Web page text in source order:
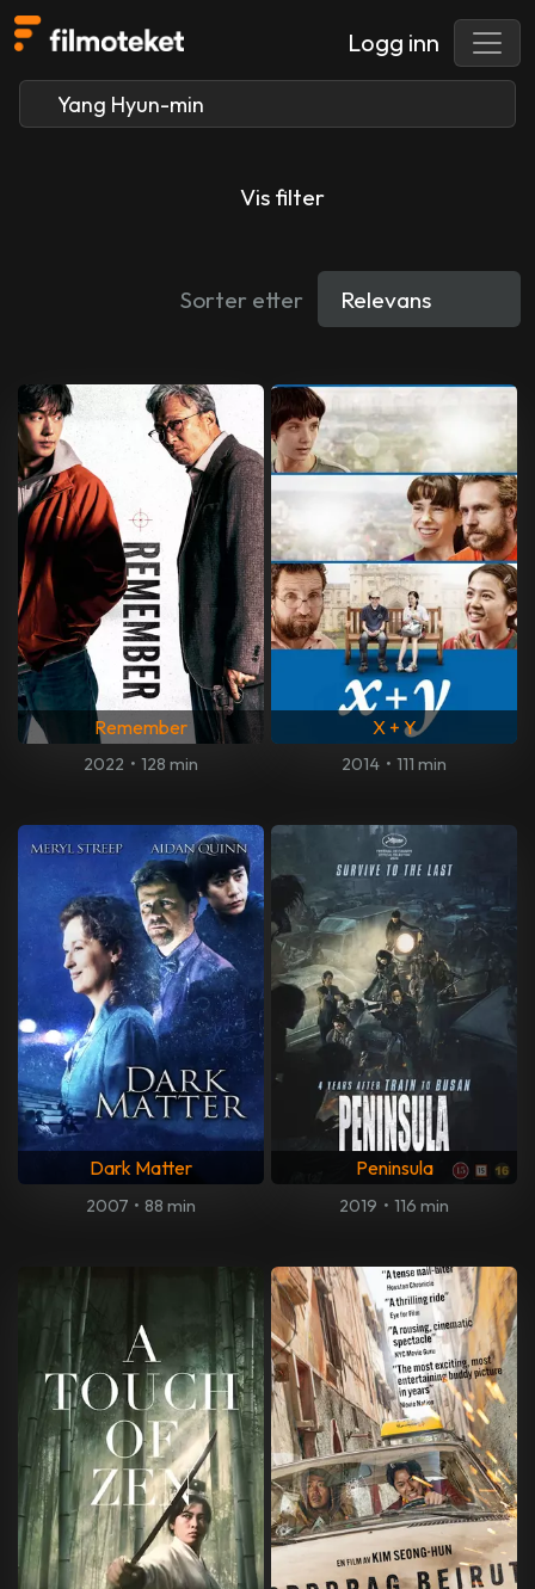
Logg inn
Vis filter
Sorter etter
Remember
2022 • 128 min
X + Y
2014 • 111 min
Dark Matter
2007 • 88 min
Peninsula
2019 • 116 min